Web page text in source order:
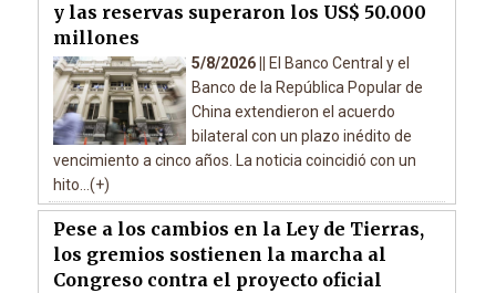
y las reservas superaron los US$ 50.000
millones
5/8/2026 ||
El Banco Central y el
Banco de la República Popular de
China extendieron el acuerdo
bilateral con un plazo inédito de
vencimiento a cinco años. La noticia coincidió con un
hito...(+)
Pese a los cambios en la Ley de Tierras,
los gremios sostienen la marcha al
Congreso contra el proyecto oficial